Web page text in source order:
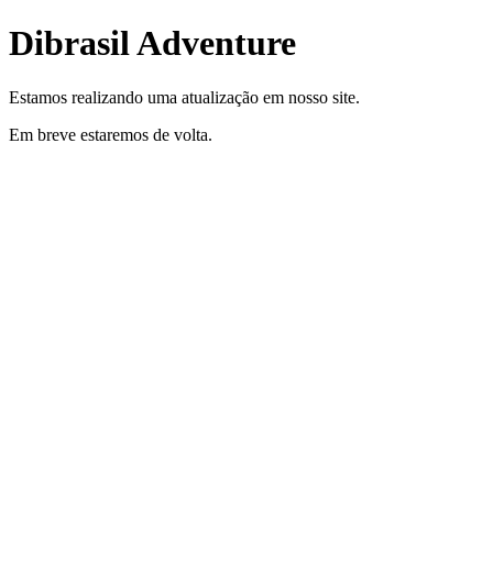
Dibrasil Adventure
Estamos realizando uma atualização em nosso site.
Em breve estaremos de volta.